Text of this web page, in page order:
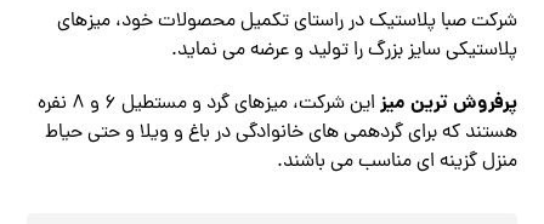
شرکت صبا پلاستیک در راستای تکمیل محصولات خود، میزهای
پلاستیکی سایز بزرگ را تولید و عرضه می نماید.
پرفروش ترین میز
این شرکت، میزهای گرد و مستطیل ۶ و ۸ نفره
هستند که برای گردهمی های خانوادگی در باغ و ویلا و حتی حیاط
منزل گزینه ای مناسب می باشند.